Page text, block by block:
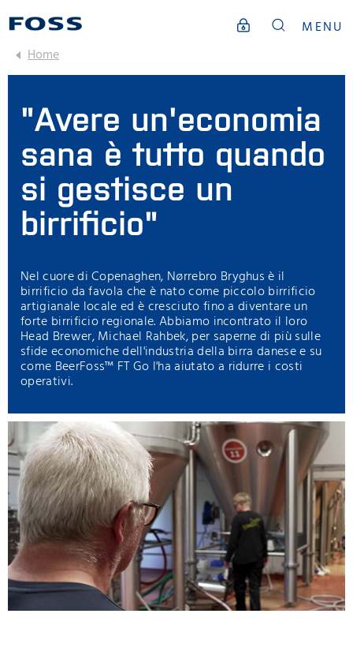
MENU
Home
"Avere un'economia
sana è tutto quando
si gestisce un
birrificio"
Nel cuore di Copenaghen, Nørrebro Bryghus è il
birrificio da favola che è nato come piccolo birrificio
artigianale locale ed è cresciuto fino a diventare un
forte birrificio regionale. Abbiamo incontrato il loro
Head Brewer, Michael Rahbek, per saperne di più sulle
sfide economiche dell'industria della birra danese e su
come BeerFoss™ FT Go l'ha aiutato a ridurre i costi
operativi.